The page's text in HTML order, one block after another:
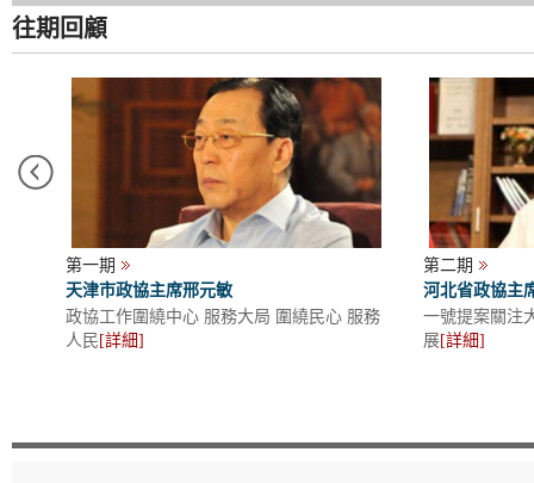
往期回顧
第一期
天津市政協主席邢元敏
政協工作圍繞中心 服務大局 圍繞民心 服務
人民 [詳細]
第二期
河北省政協主
一號提案關注
展[詳細]